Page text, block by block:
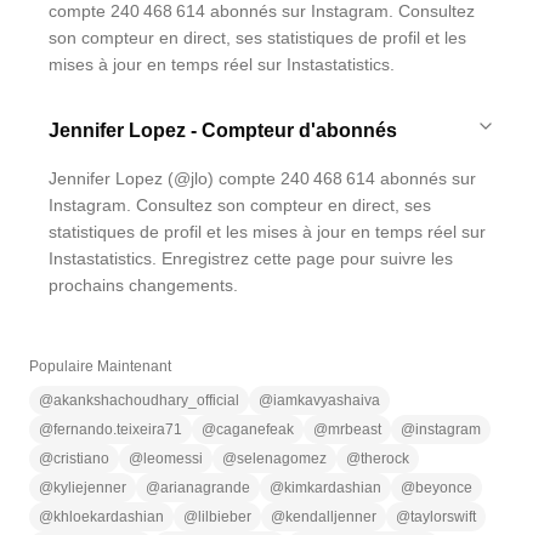
compte 240 468 614 abonnés sur Instagram. Consultez
son compteur en direct, ses statistiques de profil et les
mises à jour en temps réel sur Instastatistics.
Jennifer Lopez - Compteur d'abonnés
Jennifer Lopez (@jlo) compte 240 468 614 abonnés sur
Instagram. Consultez son compteur en direct, ses
statistiques de profil et les mises à jour en temps réel sur
Instastatistics. Enregistrez cette page pour suivre les
prochains changements.
Populaire Maintenant
@akankshachoudhary_official @iamkavyashaiva
@fernando.teixeira71 @caganefeak @mrbeast @instagram
@cristiano @ leomessi @selenagomez @therock
@ kyliejenner @arianagrande @ kimkardashian @ beyonce
@ khloekardashian @ lilbieber @ kendalljenner @taylorswift